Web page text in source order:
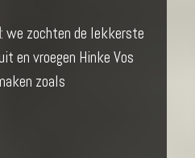
: we zochten de lekkerste
en vroegen Hinke Vos
zoals